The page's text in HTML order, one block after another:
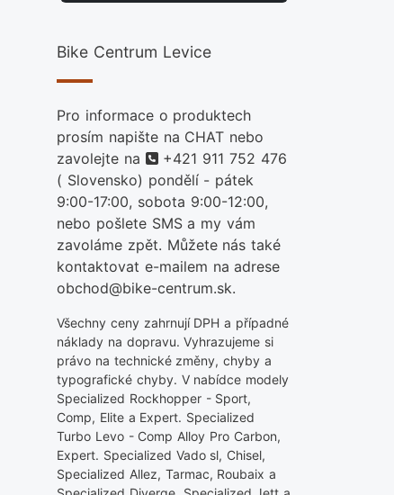
Bike Centrum Levice
Pro informace o produktech
prosím napište na CHAT nebo
zavolejte na
telefon
+421 911 752 476
( Slovensko) pondělí - pátek
9:00-17:00, sobota 9:00-12:00,
nebo pošlete SMS a my vám
zavoláme zpět. Můžete nás také
kontaktovat e-mailem na adrese
obchod@bike-centrum.sk.
Všechny ceny zahrnují DPH a případné
náklady na dopravu. Vyhrazujeme si
právo na technické změny, chyby a
typografické chyby. V nabídce modely
Specialized Rockhopper - Sport,
Comp, Elite a Expert. Specialized
Turbo Levo - Comp Alloy Pro Carbon,
Expert. Specialized Vado sl, Chisel,
Specialized Allez, Tarmac, Roubaix a